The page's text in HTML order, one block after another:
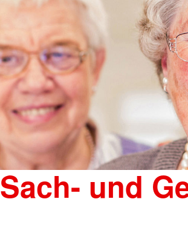
Sach- und